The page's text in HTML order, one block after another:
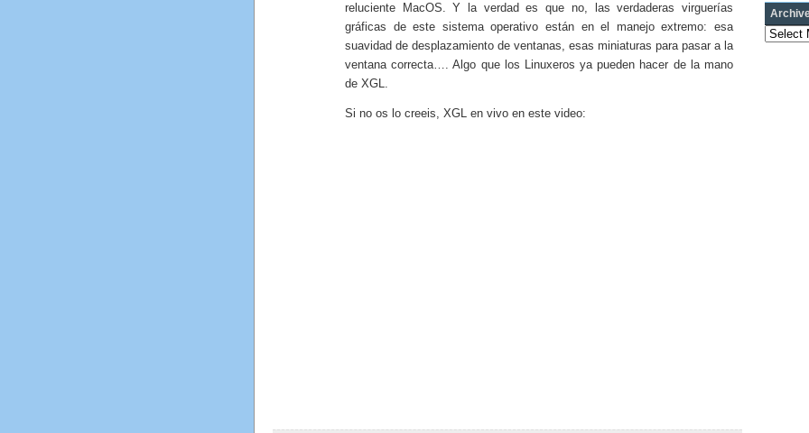
reluciente MacOS. Y la verdad es que no, las verdaderas virguerías
gráficas de este sistema operativo están en el manejo extremo: esa
suavidad de desplazamiento de ventanas, esas miniaturas para pasar a la
ventana correcta…. Algo que los Linuxeros ya pueden hacer de la mano
de XGL.
Si no os lo creeis, XGL en vivo en este video:
Archives